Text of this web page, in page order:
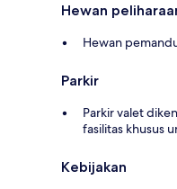
Hewan
Hewan
Parkir
Parkir valet
fasilitas khusus
Kebijakan